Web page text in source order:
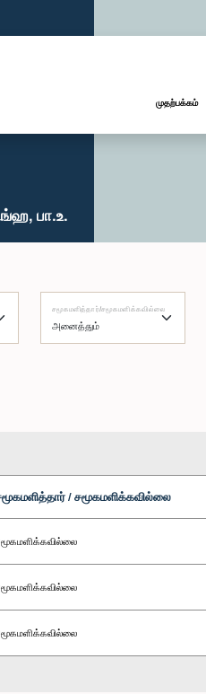
முதற்பக்கம்
பா.உ.
சமூகமளித்தார்/சமூகமளிக்கவில்லை
/ சமூகமளிக்கவில்லை